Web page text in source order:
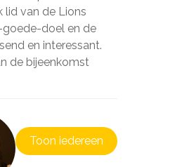
lid van de Lions
goede-doel en de
en interessant.
de bijeenkomst
Toon iedereen